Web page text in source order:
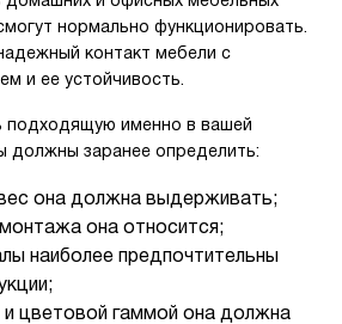
нормально функционировать.
контакт мебели с
и ее устойчивость.
подходящую именно в вашей
должны заранее определить:
она должна выдерживать;
она относится;
наиболее предпочтительны
цветовой гаммой она должна